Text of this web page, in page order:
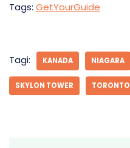
Tags: GetYourGuide
Tagi: KANADA NIAGARA
SKYLON TOWER TORONTO